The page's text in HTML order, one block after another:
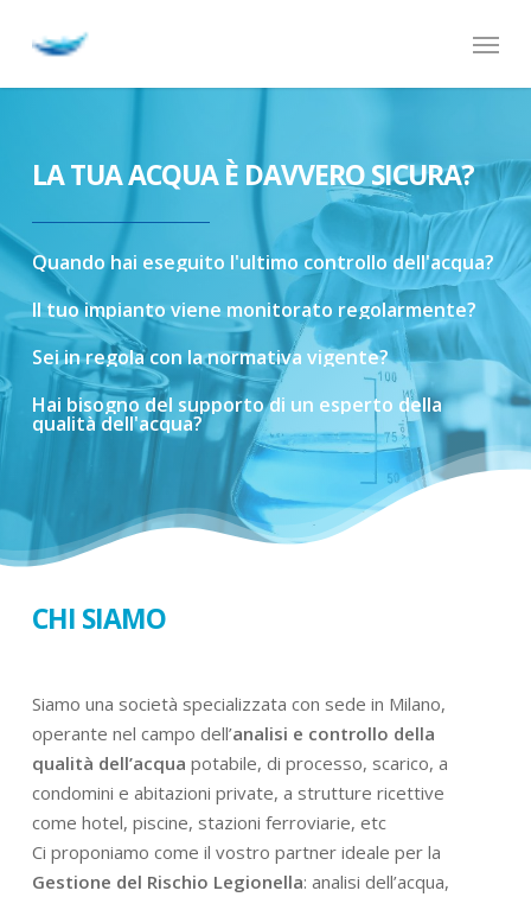
Menu
LA TUA ACQUA È DAVVERO SICURA?
Quando hai eseguito l'ultimo controllo dell'acqua?
Il tuoimpianto viene monitorato regolarmente?
Seiinregola con lanormativa vigente?
Hai bisognodel supportodi un esperto della
qualitàdell'acqua?
CHI SIAMO
Siamo una società specializzata con sede in Milano,
operante nel campo dell’analisi e controllo della
qualità dell’acqua potabile, di processo, scarico, a
condomini e abitazioni private, a strutture ricettive
come hotel, piscine, stazioni ferroviarie, etc
Ci proponiamo come il vostro partner ideale per la
Gestione del Rischio Legionella: analisi dell’acqua,